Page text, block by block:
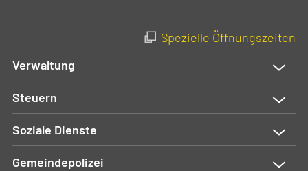
Spezielle Öffnungszeiten
Verwaltung
Steuern
Soziale Dienste
Gemeindepolizei